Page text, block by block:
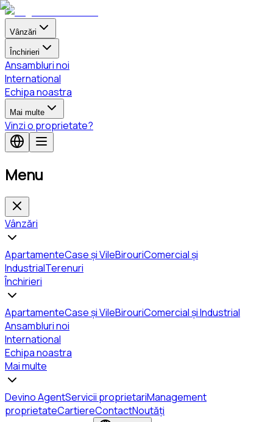
Vânzări
Închirieri
Ansambluri noi
International
Echipa noastra
Mai multe
Vinzi o proprietate?
Menu
Vânzări
ApartamenteCase și VileBirouriComercial și
IndustrialTerenuri
Închirieri
ApartamenteCase și VileBirouriComercial și Industrial
Ansambluri noi
International
Echipa noastra
Mai multe
Devino AgentServicii proprietariManagement
proprietateCartiereContactNoutăți